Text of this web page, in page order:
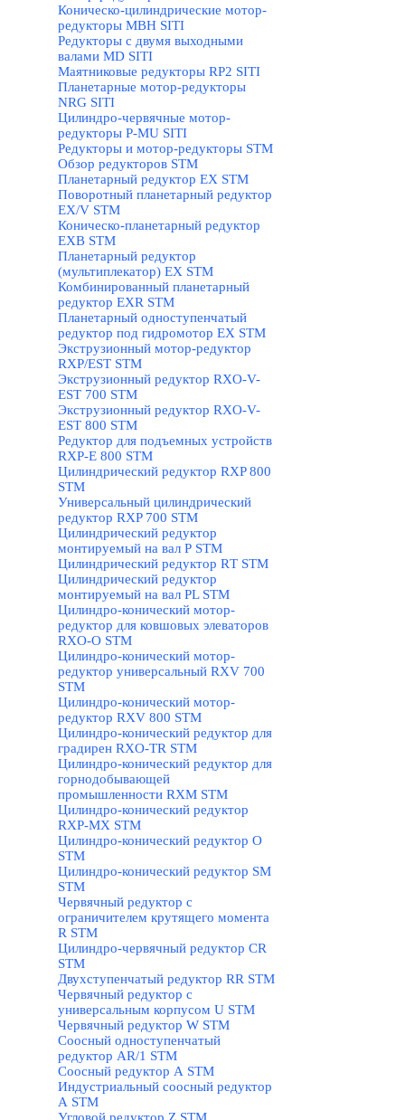
Коническо-цилиндрические мотор-
редукторы MBH SITI
Редукторы с двумя выходными
валами MD SITI
Маятниковые редукторы RP2 SITI
Планетарные мотор-редукторы
NRG SITI
Цилиндро-червячные мотор-
редукторы P-MU SITI
Редукторы и мотор-редукторы STM
Обзор редукторов STM
Планетарный редуктор ЕХ STM
Поворотный планетарный редуктор
EX/V STM
Коническо-планетарный редуктор
ЕХВ STM
Планетарный редуктор
(мультиплекатор) ЕХ STM
Комбинированный планетарный
редуктор ЕХR STM
Планетарный одноступенчатый
редуктор под гидромотор ЕХ STM
Экструзионный мотор-редуктор
RXP/EST STM
Экструзионный редуктор RXO-V-
EST 700 STM
Экструзионный редуктор RXO-V-
EST 800 STM
Редуктор для подъемных устройств
RXP-E 800 STM
Цилиндрический редуктор RXP 800
STM
Универсальный цилиндрический
редуктор RXP 700 STM
Цилиндрический редуктор
монтируемый на вал Р STM
Цилиндрический редуктор RТ STM
Цилиндрический редуктор
монтируемый на вал РL STM
Цилиндро-конический мотор-
редуктор для ковшовых элеваторов
RXO-O STM
Цилиндро-конический мотор-
редуктор универсальный RXV 700
STM
Цилиндро-конический мотор-
редуктор RXV 800 STM
Цилиндро-конический редуктор для
градирен RXO-TR STM
Цилиндро-конический редуктор для
горнодобывающей
промышленности RXМ STM
Цилиндро-конический редуктор
RXP-MX STM
Цилиндро-конический редуктор О
STM
Цилиндро-конический редуктор SM
STM
Червячный редуктор с
ограничителем крутящего момента
R STM
Цилиндро-червячный редуктор СR
STM
Двухступенчатый редуктор RR STM
Червячный редуктор с
универсальным корпусом U STM
Червячный редуктор W STM
Соосный одноступенчатый
редуктор AR/1 STM
Соосный редуктор А STM
Индустриальный соосный редуктор
А STM